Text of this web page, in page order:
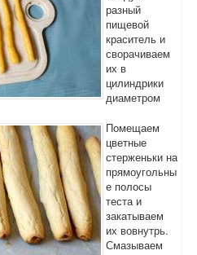
разный
пищевой
краситель и
сворачиваем
их в
цилиндрики
диаметром
Помещаем
цветные
стерженьки на
прямоугольны
е полосы
теста и
закатываем
их вовнутрь.
Смазываем